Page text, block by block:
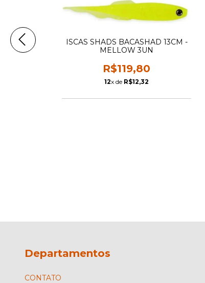
12CM -
ISCAS SHADS BACASHAD 13CM -
MELLOW 3UN
R$119,80
12x de R$12,32
Departamentos
CONTATO